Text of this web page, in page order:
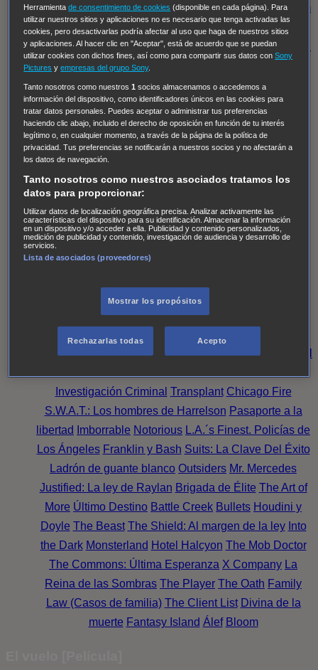
caballeros Tormenta infinita Sing Street Cobra Kai
Tom
y Lola
High Country
Los casos de Susan Ryeland:
Moonflower Murders Twisted Metal Mentes Criminales:
Evolution Terapia de Choque
Hailey Dean Without Sin: Libre de Culpa Morbius
NCIS: Nueva Orleans Pandora En fuera de juego
The Shield: Al margen de la ley Duplicated Preacher
The Killing Kind Intersecciones DOC Bite Club
Chicago Fire
de personas desaparecidas Mad Dogs La Sustituta
Ladrón de guante blanco
AXN Masters of Sex Three Pines Accused CarterAlice
Nevers Crossing Lines Einstein Sobrenatural Cómo
defender a un asesino
Reckoning: Ajuste de Cuentas
Wild Bill Mentes Criminales
Cazando al Coleccionista de Huesos Intuición Criminal
Investigación Criminal Transplant Chicago Fire
S.W.A.T.: Los hombres de Harrelson Pasaporte a la
libertad
Imborrable Notorious L.A.´s Finest. Policías de
Los Ángeles Franklin y Bash Suits: La Clave Del Éxito
Ladrón de guante blanco Outsiders Mr. Mercedes
Justified: La ley de Raylan Brigada de Élite The Art of
More Último Destino Battle Creek Bullets Houdini y
Doyle The Beast The Shield: Al margen de la ley Into
the Dark Monsterland Hotel Halcyon The Mob Doctor
The Commons: Última Esperanza X Company La
Reina de las Sombras The Player The Oath Family
Law (Casos de familia) The Client List Divina de la
muerte Fantasy Island Álef Bloom
Herramientade consentimiento de cookies (disponible en cada página). Para
utilizar nuestros sitios y aplicaciones no es necesario que tenga activadas las
cookies, pero desactivarlas podría afectar al uso que haga de nuestros sitios
y aplicaciones. Al hacer clic en "Aceptar", está de acuerdo que se puedan
utilizar cookies con dichos fines, así como para compartir sus datos conSony
Pictures yempresas del grupo Sony.
Tanto nosotros como nuestros1 socios almacenamos o accedemos a
información del dispositivo, como identificadores únicos en las cookies para
tratar datos personales. Puedes aceptar o administrar tus preferencias
haciendo clic abajo, incluido el derecho de oposición en función de tu interés
legítimo o, en cualquier momento, a través de la página de la política de
privacidad. Tus preferencias se notificarán a nuestros socios y no afectarán a
los datos de navegación.
Tanto nosotros como nuestros asociados tratamos los
datos para proporcionar:
Utilizar datos de localización geográfica precisa. Analizar activamente las
características del dispositivo para su identificación. Almacenar la información
en un dispositivo y/o acceder a ella. Publicidad y contenido personalizados,
medición de publicidad y contenido, investigación de audiencia y desarrollo de
servicios.
Lista de asociados (proveedores)
Mostrar los propósitos
Rechazarlas todas Acepto